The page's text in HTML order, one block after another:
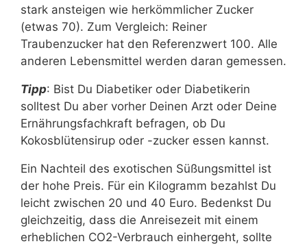
stark ansteigen wie herkömmlicher Zucker
(etwas 70). Zum Vergleich: Reiner
Traubenzucker hat den Referenzwert 100. Alle
anderen Lebensmittel werden daran gemessen.
Tipp: Bist Du Diabetiker oder Diabetikerin
solltest Du aber vorher Deinen Arzt oder Deine
Ernährungsfachkraft befragen, ob Du
Kokosblütensirup oder -zucker essen kannst.
Ein Nachteil des exotischen Süßungsmittel ist
der hohe Preis. Für ein Kilogramm bezahlst Du
leicht zwischen 20 und 40 Euro. Bedenkst Du
gleichzeitig, dass die Anreisezeit mit einem
erheblichen CO2-Verbrauch einhergeht, sollte